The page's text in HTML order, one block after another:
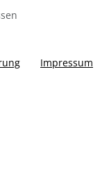
Impressum